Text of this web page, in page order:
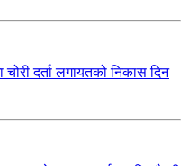
चोरी दर्ता लगायतको निकास दिन